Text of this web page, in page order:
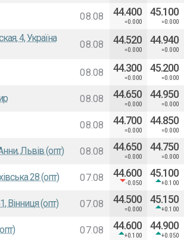
08.08 44.400
=0.000
45.100
=0.000
4, Україна
08.08 44.520
=0.000
44.940
=0.000
08.08 44.300
=0.000
45.200
=0.000
08.08 44.650
=0.000
44.950
=0.000
08.08 44.700
=0.000
44.850
=0.000
Львів (опт) 08.08 44.650
=0.000
44.750
=0.000
28 (опт) 07.08 44.600
-0.050
45.100
+0.100
Вінниця (опт) 07.08 44.500
=0.000
45.150
+0.100
07.08 44.600
+0.100
44.900
+0.050